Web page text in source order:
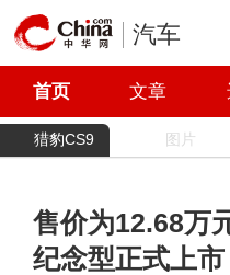
汽车
首页 文章
猎豹CS9 图片
售价为12.68万
纪念型正式上市